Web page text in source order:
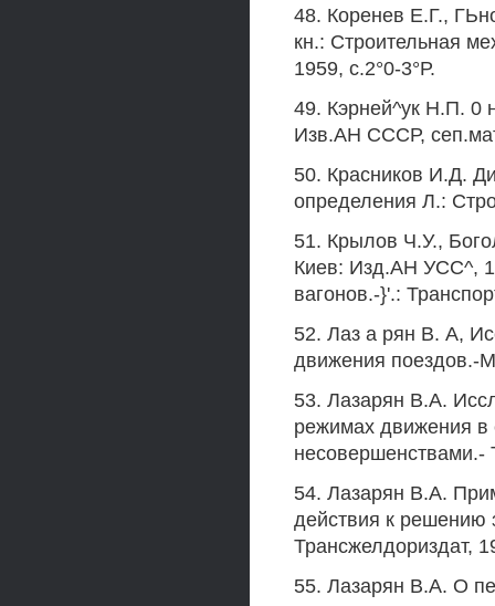
48. Коренев Е.Г.,
кн.: Строительная
1959, с.2°0-3°Р.
49. Кэрней^ук Н.П. 0
Изв.АН СССР,
50. Красников И.Д.
определения Л.:
51. Крылов Ч.У.,
Киев: Изд.АН УСС^,
вагонов.-}'.:
52. Лаз а рян В. А,
движения поездов.-
53. Лазарян В.А.
режимах движения в
54. Лазарян В.А.
действия к решению
Трансжелдориздат,
55. Лазарян В.А. О